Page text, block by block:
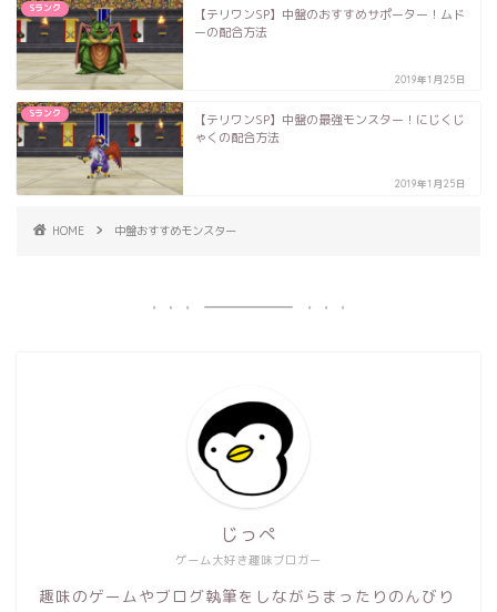
Sランク
【テリワンSP】中盤のおすすめサポーター！ムド
ーの配合方法
2019年1月25日
Sランク
【テリワンSP】中盤の最強モンスター！にじくじ
ゃくの配合方法
2019年1月25日
HOME 中盤おすすめモンスター
ゲーム大好き趣味ブロガー
じっぺ
趣味のゲームやブログ執筆をしながらまったりのんびり